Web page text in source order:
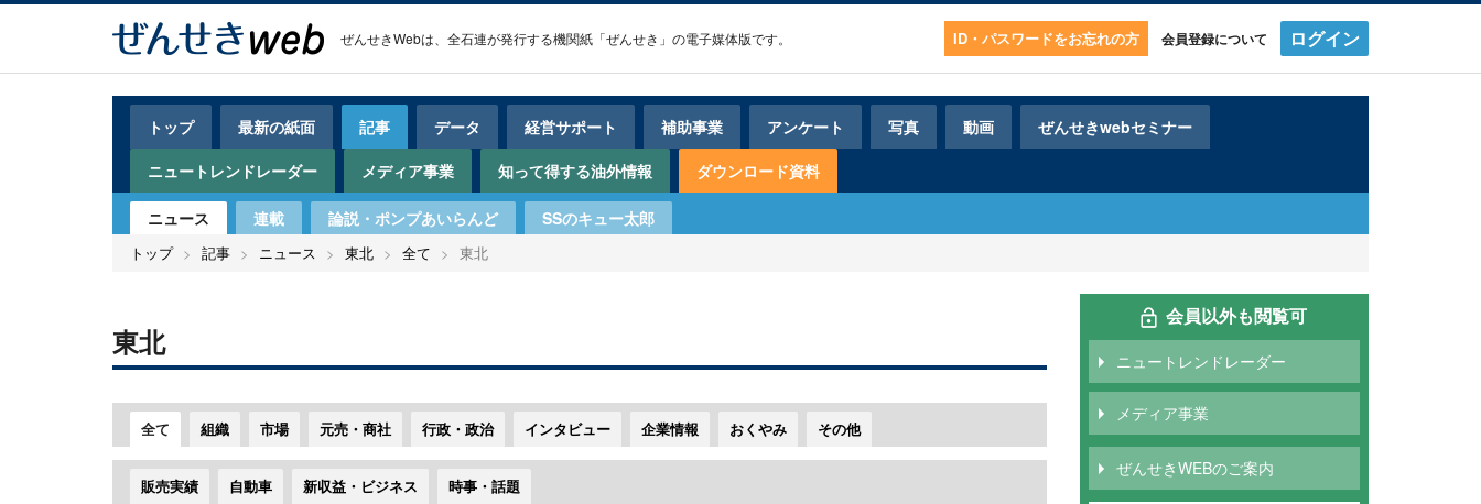
メ
コ
ぜんせきWeb
User
account
menu
ID・パスワードをお忘れの方 会員登録について ログイン
トップ 最新の紙面 記事 データ 経営サポート 補助事業 アンケート 写真 動画
ぜんせきwebセミナー
ニュートレンドレーダー
メディア事業 知って得する油外情報 ダウンロード資料
ニュース 連載 論説・ポンプあいらんど SSのキュー太郎
トップ 記事 ニュース 東北 全て 東北
東北
全て 組織 市場 元売・商社 行政・政治 インタビュー 企業情報 おくやみ その他
販売実績 自動車 新収益・ビジネス 時事・話題
会員以外も閲覧可
ニュートレンドレーダー
メディア事業
ぜんせきWEBのご案内